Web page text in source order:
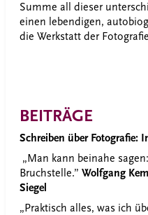
Summe all dieser
einen lebendigen,
die Werkstatt der
BEITRÄGE
Schreiben über Fotografie:
„Man kann beinahe
Bruchstelle.” Wolfgang
Siegel
„Praktisch alles, was ich